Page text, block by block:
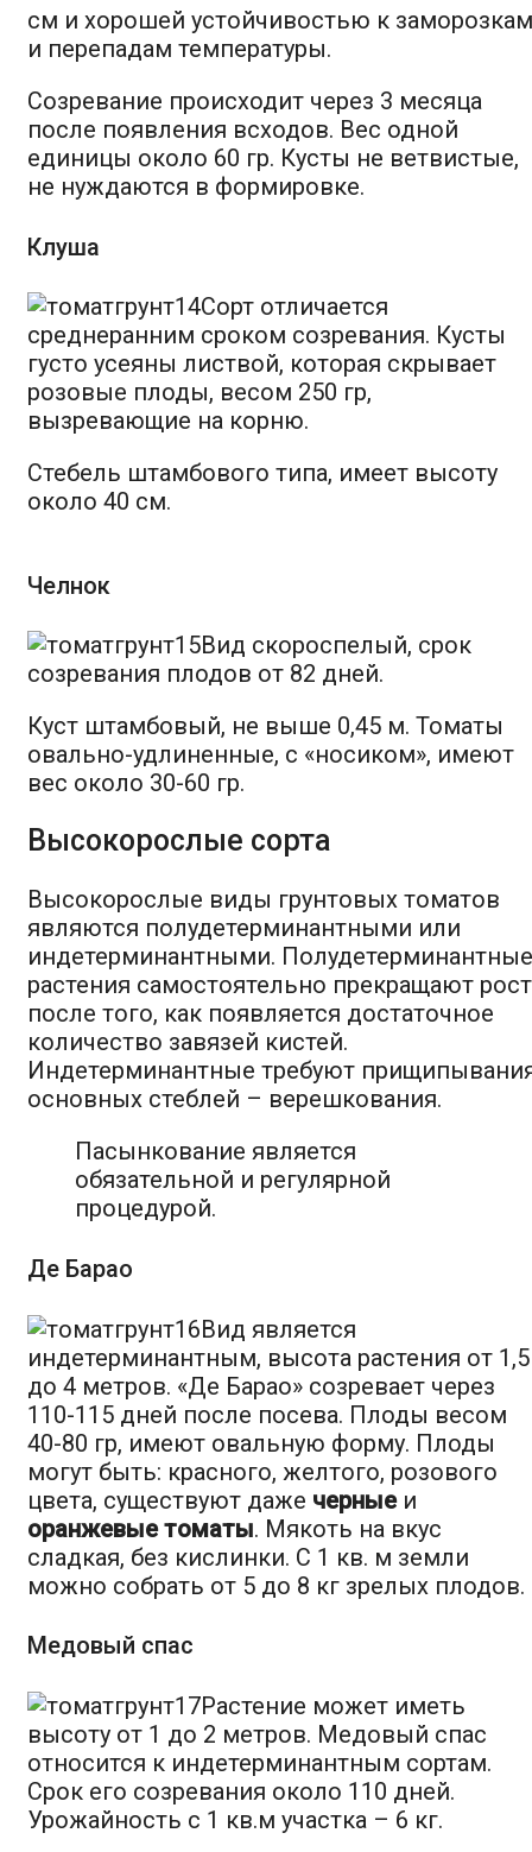
см и хорошей устойчивостью к заморозкам
и перепадам температуры.
Созревание происходит через 3 месяца
после появления всходов. Вес одной
единицы около 60 гр. Кусты не ветвистые,
не нуждаются в формировке.
Клуша
Сорт отличается
среднеранним сроком созревания. Кусты
густо усеяны листвой, которая скрывает
розовые плоды, весом 250 гр,
вызревающие на корню.
Стебель штамбового типа, имеет высоту
около 40 см.
Челнок
Вид скороспелый, срок
созревания плодов от 82 дней.
Куст штамбовый, не выше 0,45 м. Томаты
овально-удлиненные, с «носиком», имеют
вес около 30-60 гр.
Высокорослые сорта
Высокорослые виды грунтовых томатов
являются полудетерминантными или
индетерминантными. Полудетерминантные
растения самостоятельно прекращают рост
после того, как появляется достаточное
количество завязей кистей.
Индетерминантные требуют
основных стеблей – верешкования.
Пасынкование является
обязательной и регулярной
процедурой.
Де Барао
Вид является
индетерминантным, высота растения от 1,5
до 4 метров. «Де Барао» созревает через
110-115 дней после посева. Плоды весом
40-80 гр, имеют овальную форму. Плоды
могут быть: красного, желтого, розового
цвета, существуют даже черные и
оранжевые томаты. Мякоть на вкус
сладкая, без кислинки. С 1 кв. м земли
можно собрать от 5 до 8 кг зрелых плодов.
Медовый спас
Растение может иметь
высоту от 1 до 2 метров. Медовый спас
относится к индетерминантным сортам.
Срок его созревания около 110 дней.
Урожайность с 1 кв.м участка – 6 кг.